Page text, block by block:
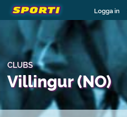
Logga in
CLUBS
Villingur (NO)